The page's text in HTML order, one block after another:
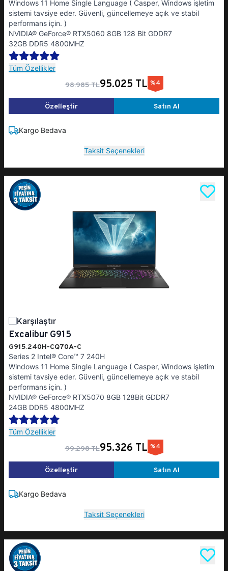
Windows 11 Home Single Language ( Casper, Windows işletim
sistemi tavsiye eder. Güvenli, güncellemeye açık ve stabil
performans için. )
NVIDIA® GeForce® RTX5060 8GB 128 Bit GDDR7
32GB DDR5 4800MHZ
Tüm Özellikler
98.985 TL95.025 TL %4
Özelleştir Satın Al
Kargo Bedava
Taksit Seçenekleri
Karşılaştır
Excalibur G915
G915.240H-CQ70A-C
Series 2 Intel® Core™ 7 240H
Windows 11 Home Single Language ( Casper, Windows işletim
sistemi tavsiye eder. Güvenli, güncellemeye açık ve stabil
performans için. )
NVIDIA® GeForce® RTX5070 8GB 128Bit GDDR7
24GB DDR5 4800MHZ
Tüm Özellikler
99.298 TL95.326 TL %4
Özelleştir Satın Al
Kargo Bedava
Taksit Seçenekleri